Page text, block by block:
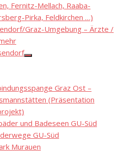
Fernitz-Mellach, Raaba-
Pirka, Feldkirchen …)
Graz-Umgebung – Ärzte /
Show
Graz Ost –
(Präsentation
und Badeseen GU-Süd
GU-Süd
Murauen